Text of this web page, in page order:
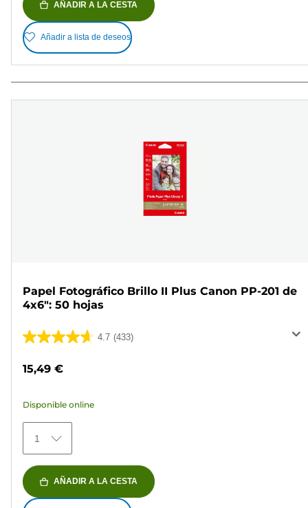
AÑADIR A LA CESTA
Añadir a lista de deseos
Papel Fotográfico Brillo II Plus Canon PP-201 de
4x6": 50 hojas
4.7 (433)
4.7
5
433
reseñas
15,49 €
Disponible online
1
AÑADIR A LA CESTA